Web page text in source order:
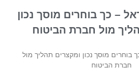
– כך בוחרים מוסך נכון
מול חברת הביטוח
בוחרים מוסך נכון ומקצרים תהליך מול
חברת הביטוח